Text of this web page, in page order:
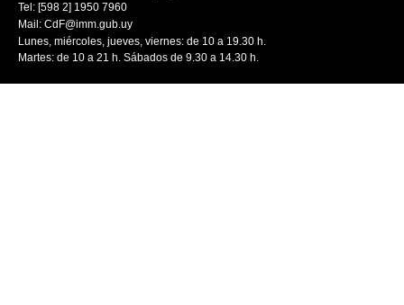
Tel: [598 2] 1950 7960
Mail: CdF@imm.gub.uy
Lunes, miércoles, jueves, viernes: de 10 a 19.30 h.
Martes: de 10 a 21 h. Sábados de 9.30 a 14.30 h.